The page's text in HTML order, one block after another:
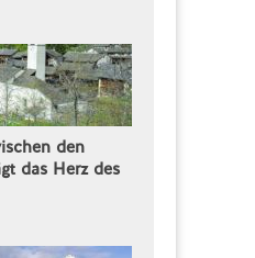
den
das Herz des